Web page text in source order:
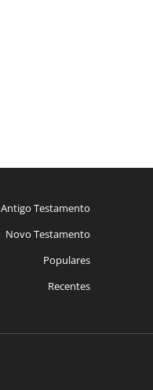
Antigo Testamento
Novo Testamento
Populares
Recentes